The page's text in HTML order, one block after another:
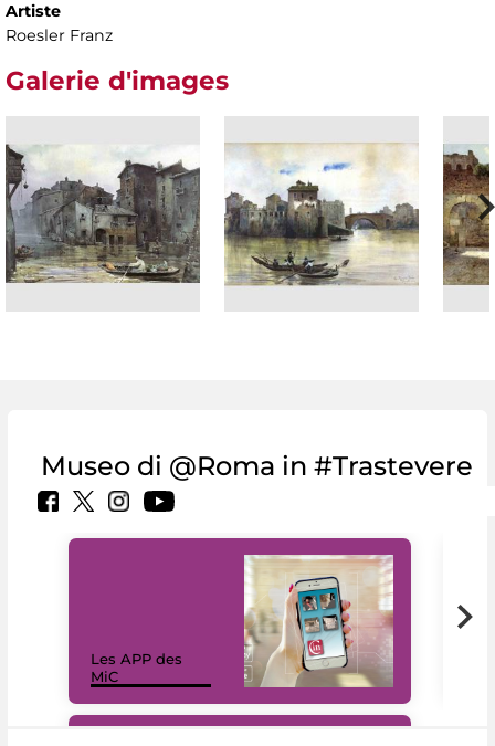
Artiste
Roesler Franz
Galerie d'images
Museo di @Roma in #Trastevere
Les APP des
MiC